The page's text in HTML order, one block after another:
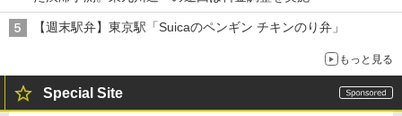
【週末駅弁】東京駅「Suicaのペンギン チキンのり弁」
もっと見る
Special Site